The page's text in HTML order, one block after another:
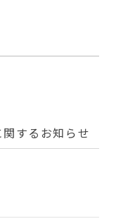
するお知らせ